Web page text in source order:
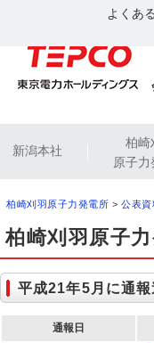
よくあ
新潟本社
柏崎
原子力
柏崎刈羽原子力発電所 >公表資
柏崎刈羽原子
平成21年5月に通
通報日